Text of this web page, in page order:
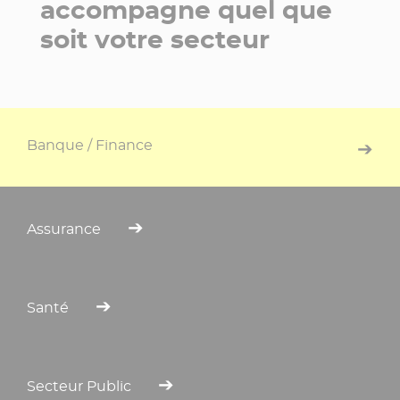
accompagne quel que
soit votre secteur
Banque / Finance
Assurance
Santé
Secteur Public